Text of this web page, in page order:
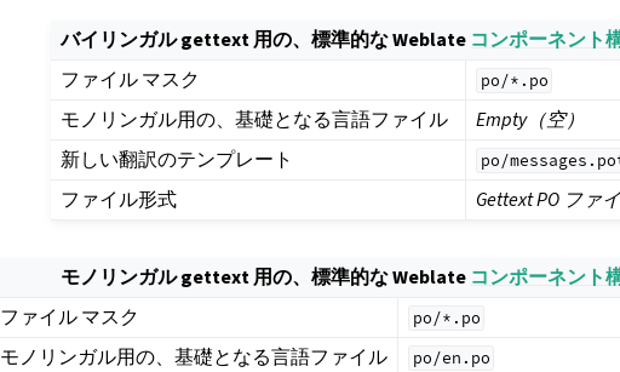
バイリンガル gettext 用の、標準的な Weblate コンポーネント
ファイル マスク
po/*.po
モノリンガル用の、基礎となる言語ファイル
Empty（空）
新しい翻訳のテンプレート
po/
ファイル形式 Gettext PO ファ
モノリンガル gettext 用の、標準的な Weblate コンポーネント
ファイル マスク
po/*.po
モノリンガル用の、基礎となる言語ファイル po/en.po